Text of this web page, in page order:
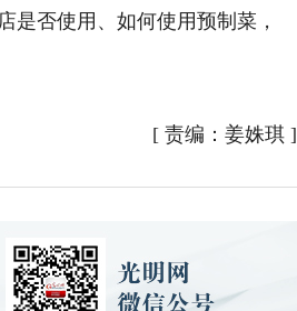
是否使用、如何使用预制菜，
[ 责编：姜姝琪 ]